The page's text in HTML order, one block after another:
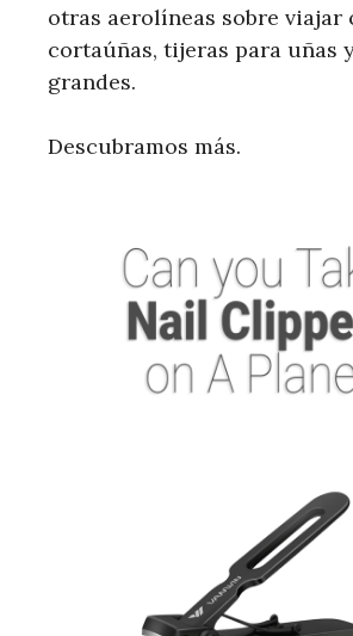
otras aerolíneas sobre viajar
cortaúñas, tijeras para uñas
grandes.
Descubramos más.